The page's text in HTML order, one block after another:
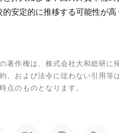
安定的に推移する可能性が高
著作権は、株式会社大和総研に
、および法令に従わない引用
点のものとなります。